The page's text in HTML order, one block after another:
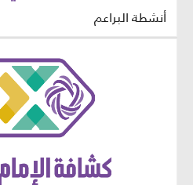
أنشطة البراعم